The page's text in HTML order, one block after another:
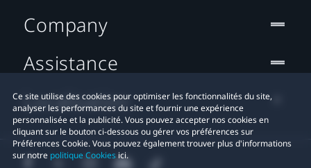
Ce site utilise des cookies pour optimiser les fonctionnalités du site,
analyser les performances du site et fournir une expérience
personnalisée et la publicité. Vous pouvez accepter nos cookies en
cliquant sur le bouton ci-dessous ou gérer vos préférences sur
Préférences Cookie. Vous pouvez également trouver plus d'informations
sur notre politique Cookiesici.
Company
Assistance
Localisation